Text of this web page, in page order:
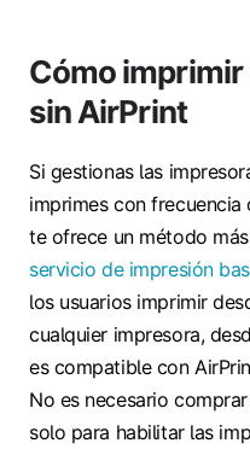
Cómo
sin AirPrint
Si gestionas las
imprimes con frecuencia
te ofrece un método
servicio de impresión
los usuarios imprimir
cualquier impresora,
es compatible con
No es necesario
solo para habilitar las